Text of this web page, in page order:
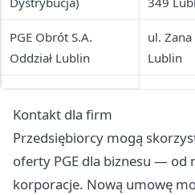
PGE Obrót S.A.
Oddział Lublin
ul.
Lublin
Kontakt dla firm
Przedsiębiorcy mogą
oferty PGE dla biznesu — od
korporacje. Nową umowę